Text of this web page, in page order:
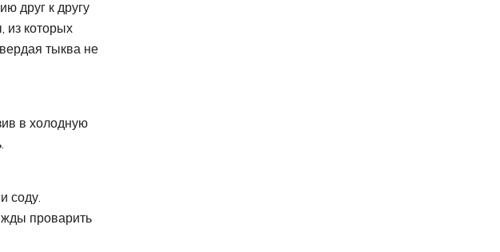
друг к другу
из которых
тыква не
в холодную
соду.
проварить